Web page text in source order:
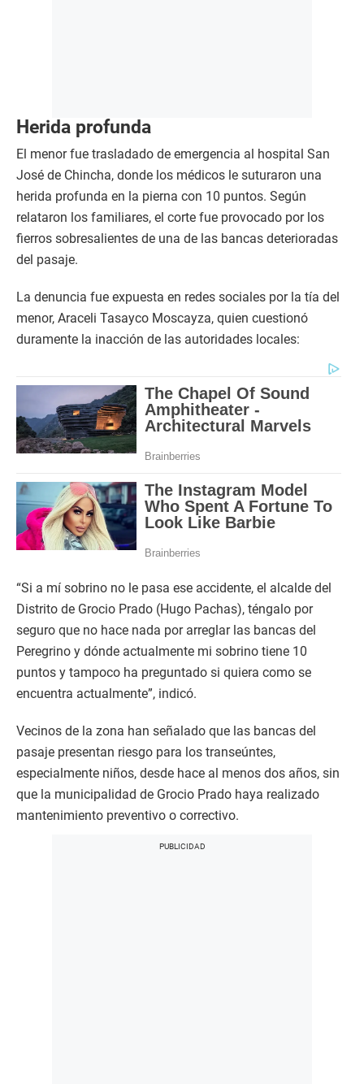
Herida profunda
El menor fue trasladado de emergencia al hospital San
José de Chincha, donde los médicos le suturaron una
herida profunda en la pierna con 10 puntos. Según
relataron los familiares, el corte fue provocado por los
fierros sobresalientes de una de las bancas deterioradas
del pasaje.
La denuncia fue expuesta en redes sociales por la tía del
menor, Araceli Tasayco Moscayza, quien cuestionó
duramente la inacción de las autoridades locales:
“Si a mí sobrino no le pasa ese accidente, el alcalde del
Distrito de Grocio Prado (Hugo Pachas), téngalo por
seguro que no hace nada por arreglar las bancas del
Peregrino y dónde actualmente mi sobrino tiene 10
puntos y tampoco ha preguntado si quiera como se
encuentra actualmente”, indicó.
Vecinos de la zona han señalado que las bancas del
pasaje presentan riesgo para los transeúntes,
especialmente niños, desde hace al menos dos años, sin
que la municipalidad de Grocio Prado haya realizado
mantenimiento preventivo o correctivo.